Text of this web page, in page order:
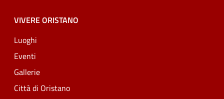
VIVERE ORISTANO
Luoghi
Eventi
Gallerie
Città di Oristano